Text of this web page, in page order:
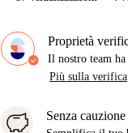
Proprietà
Il nostro team ha
Più sulla verifica
Senza cauzione